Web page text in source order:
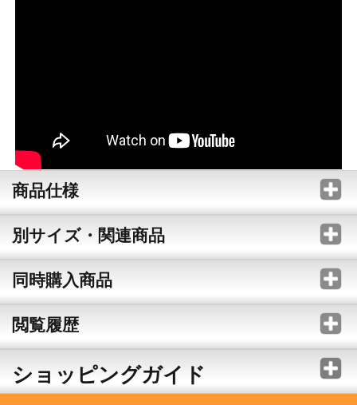
商品仕様
別サイズ・関連商品
同時購入商品
閲覧履歴
ショッピングガイド